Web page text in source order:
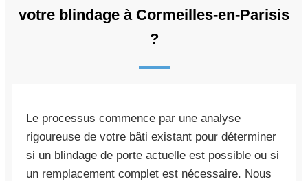
votre blindage à Cormeilles-en-Parisis
?
Le processus commence par une analyse
rigoureuse de votre bâti existant pour déterminer
si un blindage de porte actuelle est possible ou si
un remplacement complet est nécessaire. Nous